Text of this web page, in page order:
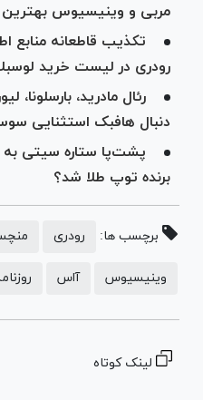
مربی و وینیسیوس بهترین
تکذیب قاطعانه منابع
رودری در لیست خرید
رئال مادرید،
دنبال هافبک استثنایی
پشت‌پا ستاره سیتی به
برنده توپ طلا شد؟
برچسب ها: رودری
وینیسیوس آاس
لینک کوتاه